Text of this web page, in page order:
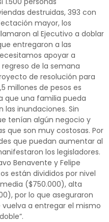
destruidas, 393 con
mayor, los
al Ejecutivo a doblar
entregaron a las
apoyar a
regreso de la semana
de resolución para
millones de pesos es
que una familia pueda
inundaciones. Sin
tenían algún negocio y
que son muy costosas. Por
que puedan aumentar al
los legisladores.
Benavente y Felipe
están divididos por nivel
($750.000), alta
por lo que aseguraron
vuelva a entregar el mismo